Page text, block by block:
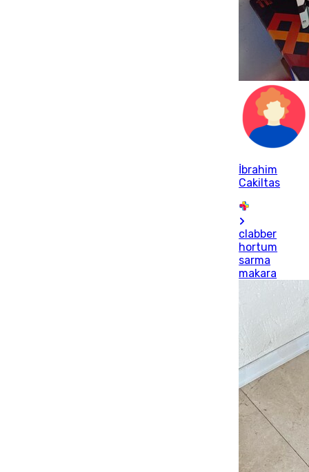
İbrahim
Cakiltas
clabber
hortum
sarma
makara